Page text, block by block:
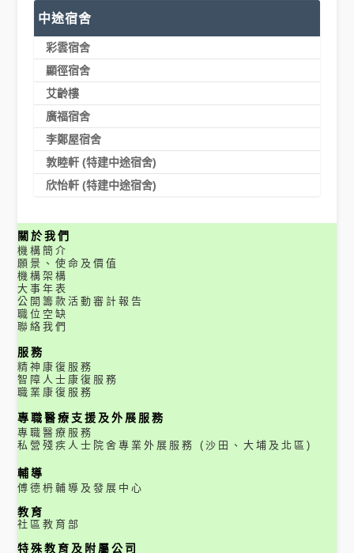
中途宿舍
彩雲宿舍
顯徑宿舍
艾齡樓
廣福宿舍
李鄭屋宿舍
敦睦軒 (特建中途宿舍)
欣怡軒 (特建中途宿舍)
關於我們
機構簡介
願景、使命及價值
機構架構
大事年表
公開籌款活動審計報告
職位空缺
聯絡我們
服務
精神康復服務
智障人士康復服務
職業康復服務
專職醫療支援及外展服務
專職醫療服務
私營殘疾人士院舍專業外展服務 (沙田、大埔及北區)
輔導
傅德枬輔導及發展中心
教育
社區教育部
特殊教育及附屬公司